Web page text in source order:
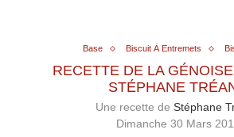
Base Biscuit À Entremets
RECETTE DE LA
STÉPHANE
Une recette de Stéphane
Dimanche 30 Mars